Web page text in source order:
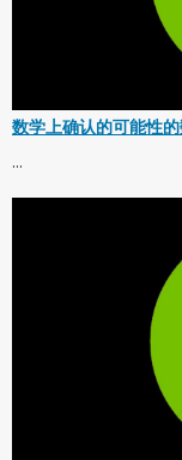
数学上确认的可能性
...